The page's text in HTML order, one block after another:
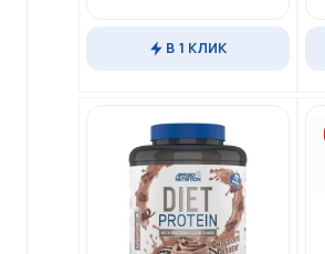
имеет
Опции
можно
выбрать
странице
товара.
В 1 КЛИК
Добавить
в
Вишлист